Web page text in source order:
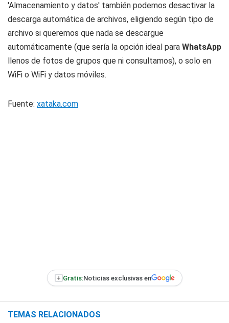
'Almacenamiento y datos' también podemos desactivar la
descarga automática de archivos, eligiendo según tipo de
archivo si queremos que nada se descargue
automáticamente (que sería la opción ideal para WhatsApp
llenos de fotos de grupos que ni consultamos), o solo en
WiFi o WiFi y datos móviles.
Fuente: xataka.com
+ Gratis:Noticias exclusivas en
TEMAS RELACIONADOS